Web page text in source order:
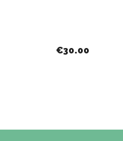
€30.00